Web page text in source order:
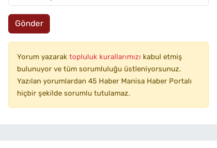
Gönder
Yorum yazarak topluluk kurallarımızı kabul etmiş
bulunuyor ve tüm sorumluluğu üstleniyorsunuz.
Yazılan yorumlardan 45 Haber Manisa Haber Portalı
hiçbir şekilde sorumlu tutulamaz.